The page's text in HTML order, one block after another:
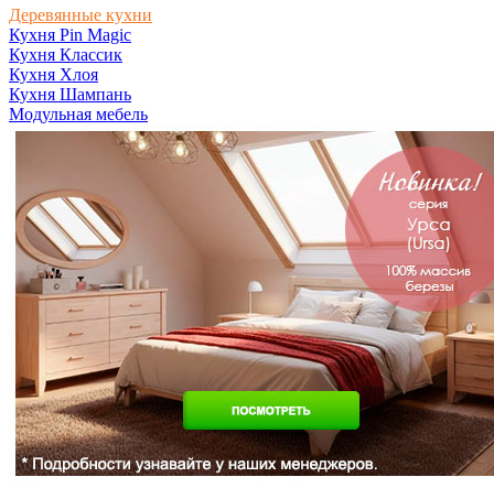
Деревянные кухни
Кухня Pin Magic
Кухня Классик
Кухня Хлоя
Кухня Шампань
Модульная мебель